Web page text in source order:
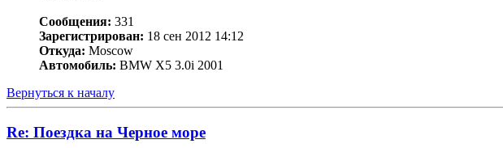
Сообщения: 331
Зарегистрирован: 18 сен 2012 14:12
Откуда: Moscow
Автомобиль: BMW X5 3.0i 2001
Вернуться к началу
Re: Поездка на Черное море